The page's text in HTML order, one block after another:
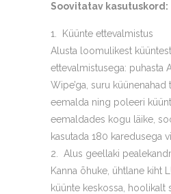
Soovitatav kasutuskord:
Küünte ettevalmistus
Alusta loomulikest
ettevalmistusega: puhasta
Wipe’ga, suru küünenahad
eemalda ning poleeri
eemaldades kogu läike,
kasutada 180 karedusega
Alus geellaki
Kanna õhuke, ühtlane kiht
küünte keskossa, hoolikalt